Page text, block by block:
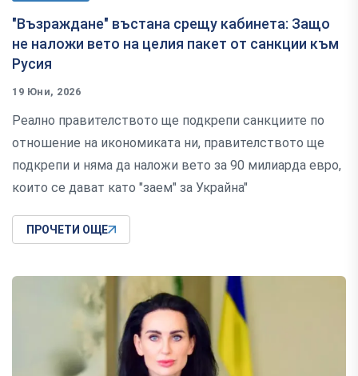
"Възраждане" въстана срещу кабинета: Защо
не наложи вето на целия пакет от санкции към
Русия
19 Юни, 2026
Реално правителството ще подкрепи санкциите по
отношение на икономиката ни, правителството ще
подкрепи и няма да наложи вето за 90 милиарда евро,
които се дават като "заем" за Украйна"
ПРОЧЕТИ ОЩЕ